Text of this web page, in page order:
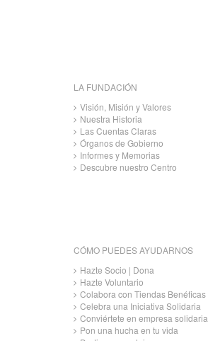
LA FUNDACIÓN
Visión, Misión y Valores
Nuestra Historia
Las Cuentas Claras
Órganos de Gobierno
Informes y Memorias
Descubre nuestro Centro
CÓMO PUEDES AYUDARNOS
Hazte Socio | Dona
Hazte Voluntario
Colabora con Tiendas Benéficas
Celebra una Iniciativa Solidaria
Conviértete en empresa solidaria
Pon una hucha en tu vida